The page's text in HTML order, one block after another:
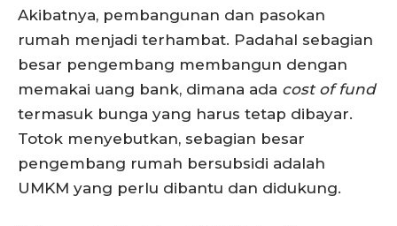
Akibatnya, pembangunan dan pasokan
rumah menjadi terhambat. Padahal sebagian
besar pengembang membangun dengan
memakai uang bank, dimana ada cost of fund
termasuk bunga yang harus tetap dibayar.
Totok menyebutkan, sebagian besar
pengembang rumah bersubsidi adalah
UMKM yang perlu dibantu dan didukung.